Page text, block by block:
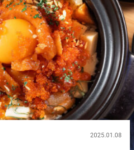
2025.01.08